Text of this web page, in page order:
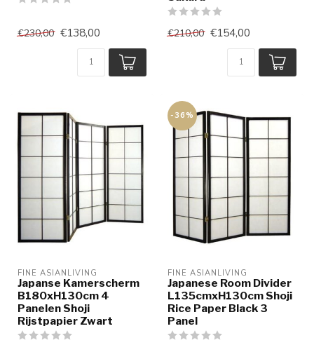
€230,00 €138,00 €210,00 €154,00
FINE ASIANLIVING
Japanse Kamerscherm
B180xH130cm 4
Panelen Shoji
Rijstpapier Zwart
-36%
FINE ASIANLIVING
Japanese Room Divider
L135cmxH130cm Shoji
Rice Paper Black 3
Panel